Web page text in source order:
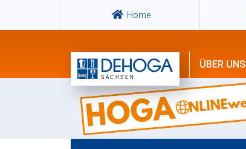
Home
ÜBER UNS